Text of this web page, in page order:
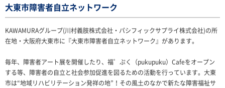
大東市障害者自立ネットワーク
KAWAMURAグループ(川村義肢株式会社・パシフィックサプライ株式会社)の所
在地・大阪府大東市に『大東市障害者自立ネットワーク』があります。
毎年、障害者アート展を開催したり、福゜ぷく（pukupuku）Cafeをオープン
する等、障害者の自立と社会参加促進を図るための活動を行っています。大東
市は“地域リハビリテーション発祥の地”！その風土のなかで新たな障害福祉サ